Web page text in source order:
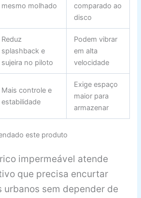
mesmo molhado
comparado ao
disco
Reduz
splashback e
sujeira no piloto
Podem vibrar
em alta
velocidade
Mais controle e
estabilidade
Exige espaço
maior para
armazenar
este produto
impermeável atende
que precisa encurtar
urbanos sem depender de